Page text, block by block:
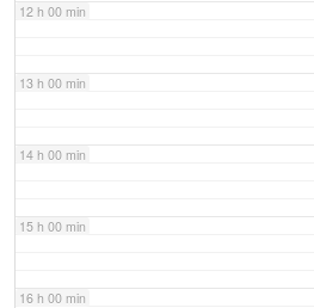
12 h 00 min
13 h 00 min
14 h 00 min
15 h 00 min
16 h 00 min